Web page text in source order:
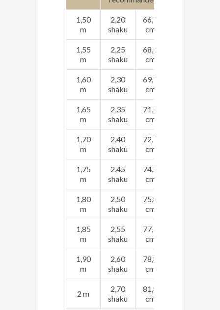
1,50
m
2,20
shaku
66,7
cm
1,55
m
2,25
shaku
68,2
cm
1,60
m
2,30
shaku
69,7
cm
1,65
m
2,35
shaku
71,2
cm
1,70
m
2,40
shaku
72,7
cm
1,75
m
2,45
shaku
74,2
cm
1,80
m
2,50
shaku
75,8
cm
1,85
m
2,55
shaku
77,3
cm
1,90
m
2,60
shaku
78,8
cm
2 m
2,70
shaku
81,8
cm